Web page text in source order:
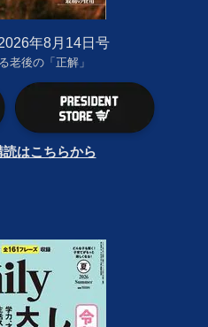
年8月14日号
老後の「正解」
はこちらから